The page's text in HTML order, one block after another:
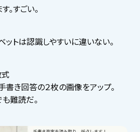
。すごい。
ットは認識しやすいに違いない。
き回答の２枚の画像をアップ。
難読だ。